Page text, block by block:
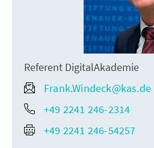
Referent DigitalAkademie
Frank.Windeck@kas.de
+49 2241 246-2314
+49 2241 246-54257